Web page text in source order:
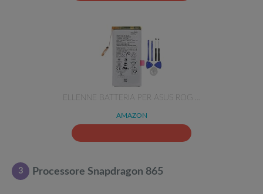
ELLENNE BATTERIA PER ASUS ROG …
AMAZON
3 Processore Snapdragon 865